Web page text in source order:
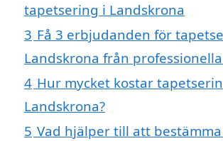
tapetsering i Landskrona
3 Få 3 erbjudanden för
Landskrona från
4 Hur mycket kostar
Landskrona?
5 Vad hjälper till att